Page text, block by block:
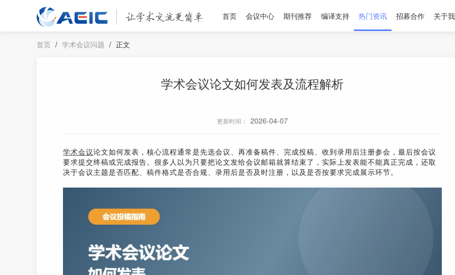
首页 会议中心 期刊推荐 编译支持 热门资讯 招募合作 关于
首页 / 学术会议问题 / 正文
学术会议论文如何发表及流程解析
更新时间： 2026-04-07
学术会议论文如何发表，核心流程通常是先选会议、再准备稿件、完成投稿、收到录用后注册参会，最后按会议
要求提交终稿或完成报告。很多人以为只要把论文发给会议邮箱就算结束了，实际上发表能不能真正完成，还取
决于会议主题是否匹配、稿件格式是否合规、录用后是否及时注册，以及是否按要求完成展示环节。